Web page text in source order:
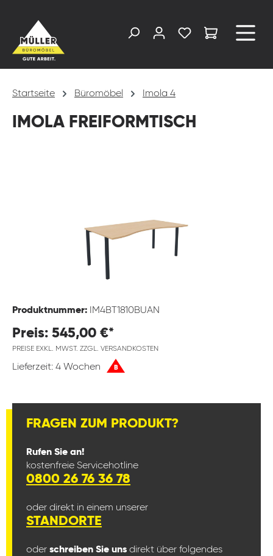
Startseite Büromöbel Imola 4
IMOLA FREIFORMTISCH
Produktnummer: IM4BT1810BUAN
Preis: 545,00 €*
PREISE EXKL. MWST. ZZGL. VERSANDKOSTEN
Lieferzeit: 4 Wochen B
FRAGEN ZUM PRODUKT?
Rufen Sie an!
kostenfreie Servicehotline
0800 26 76 36 78
oder direkt in einem unserer
STANDORTE
oder schreiben Sie uns direkt über folgendes